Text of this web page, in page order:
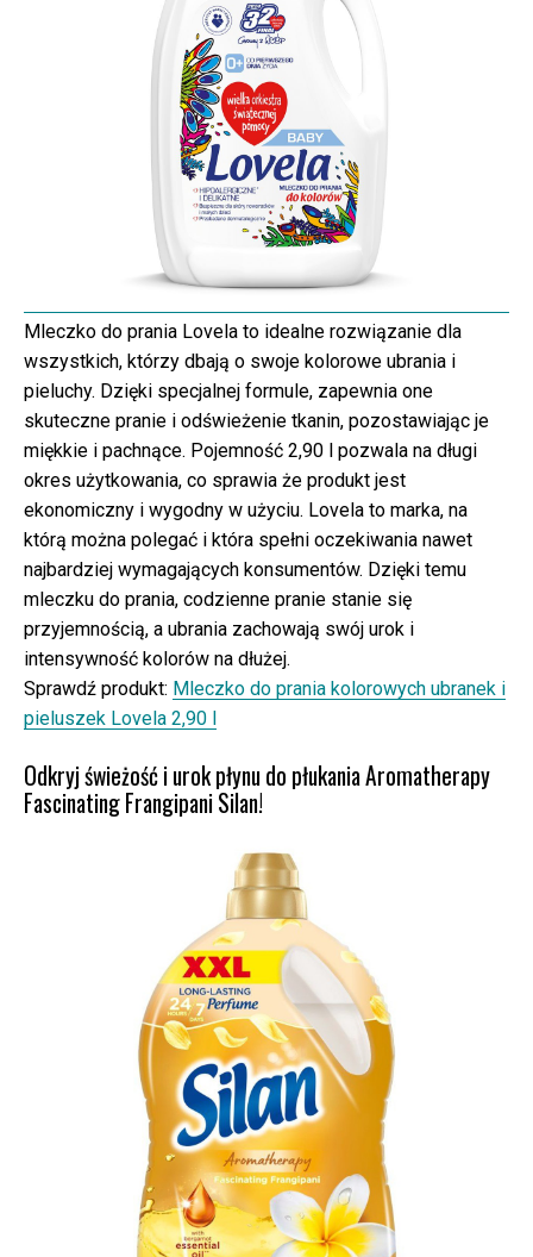
Mleczko do prania Lovela to idealne rozwiązanie dla
wszystkich, którzy dbają o swoje kolorowe ubrania i
pieluchy. Dzięki specjalnej formule, zapewnia one
skuteczne pranie i odświeżenie tkanin, pozostawiając je
miękkie i pachnące. Pojemność 2,90 l pozwala na długi
okres użytkowania, co sprawia że produkt jest
ekonomiczny i wygodny w użyciu. Lovela to marka, na
którą można polegać i która spełni oczekiwania nawet
najbardziej wymagających konsumentów. Dzięki temu
mleczku do prania, codzienne pranie stanie się
przyjemnością, a ubrania zachowają swój urok i
intensywność kolorów na dłużej.
Sprawdź produkt: Mleczko do prania kolorowych ubranek i
pieluszek Lovela 2,90 l
Odkryj świeżość i urok płynu do płukania Aromatherapy
Fascinating Frangipani Silan!